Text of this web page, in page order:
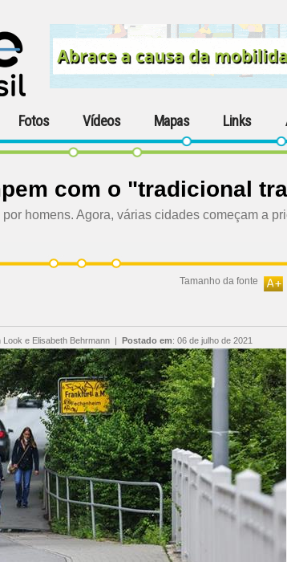
Fotos Vídeos Mapas Links
com o "tradicional
homens. Agora, várias cidades começam a
Tamanho da fonte
Look e Elisabeth Behrmann | Postado em: 06 de julho de 2021